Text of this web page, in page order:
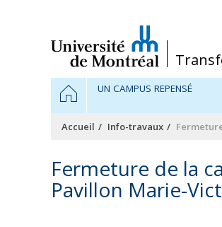
/
Navigation
principale
ACCUEILUN CAMPUS REPENSÉ
Accueil Info-travaux
Fermeture de la
Pavillon Marie-